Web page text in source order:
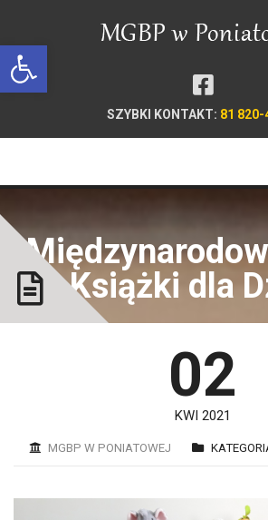
Open toolbar
SZYBKI KONTAKT: 81
Książki dla
02
KWI 2021
MGBP W PONIATOWEJ